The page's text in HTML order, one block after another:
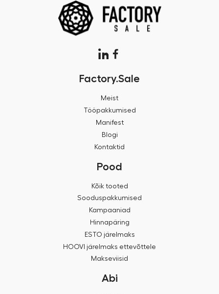
Factory.Sale
Meist
Tööpakkumised
Manifest
Blogi
Kontaktid
Pood
Kõik tooted
Sooduspakkumised
Kampaaniad
Hinnapäring
ESTO järelmaks
HOOVI järelmaks ettevõttele
Makseviisid
Abi